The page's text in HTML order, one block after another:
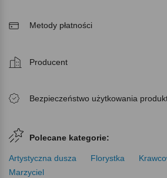
Metody płatności
Producent
Bezpieczeństwo użytkowania
Polecane kategorie:
Artystyczna dusza Florystka
Marzyciel